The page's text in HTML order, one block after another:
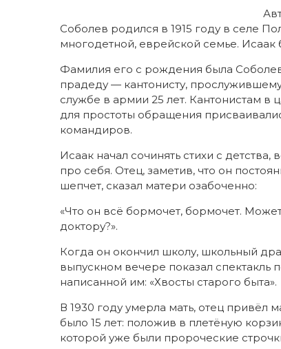
Соболев родился в 1915 году в селе
многодетной, еврейской семье.
Фамилия его с рождения была
прадеду — кантонисту,
службе в армии 25 лет. Кантонистам в
для простоты обращения
командиров.
Исаак начал сочинять стихи с детства,
про себя. Отец, заметив, что он
шепчет, сказал матери озабоченно:
«Что он всё бормочет, бормочет.
доктору?».
Когда он окончил школу, школьный
выпускном вечере показал спектакль
написанной им: «Хвосты старого быта».
В 1930 году умерла мать, отец привёл
было 15 лет: положив в плетёную
которой уже были пророческие